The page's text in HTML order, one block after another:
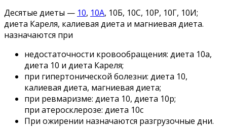
Десятые диеты — 10, 10А, 10Б, 10С, 10Р, 10Г, 10И;
диета Кареля, калиевая диета и магниевая диета.
назначаются при
недостаточности кровообращения: диета 10а,
диета 10 и диета Кареля;
при гипертонической болезни: диета 10,
калиевая диета, магниевая диета;
при ревмаризме: диета 10, диета 10р;
при атеросклерозе: диета 10с
При ожирении назначаются разгрузочные дни.